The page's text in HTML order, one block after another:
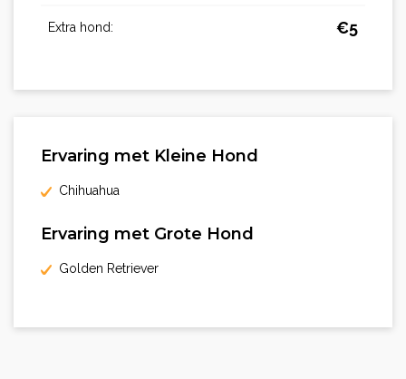
Extra hond: €5
Ervaring met Kleine Hond
Chihuahua
Ervaring met Grote Hond
Golden Retriever